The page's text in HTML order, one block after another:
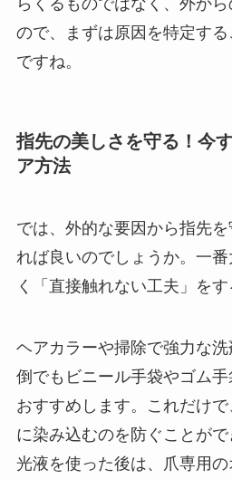
ので、まずは原因を特定す
ですね。
指先の美しさを守る！今
ア方法
では、外的な要因から指先
れば良いのでしょうか。一
く「直接触れない工夫」をす
ヘアカラーや掃除で強力な
倒でもビニール手袋やゴム
おすすめします。これだけ
に染み込むのを防ぐことが
光液を使った後は、爪専用